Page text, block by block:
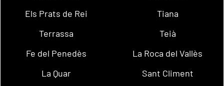
Els Prats de Rei
Tiana
Terrassa
Teià
Fe del Penedès
La Roca del Vallès
La Quar
Sant Climent